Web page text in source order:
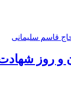
و روز